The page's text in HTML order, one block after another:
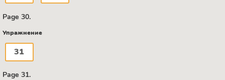
Page 30.
Упражнение
31
Page 31.